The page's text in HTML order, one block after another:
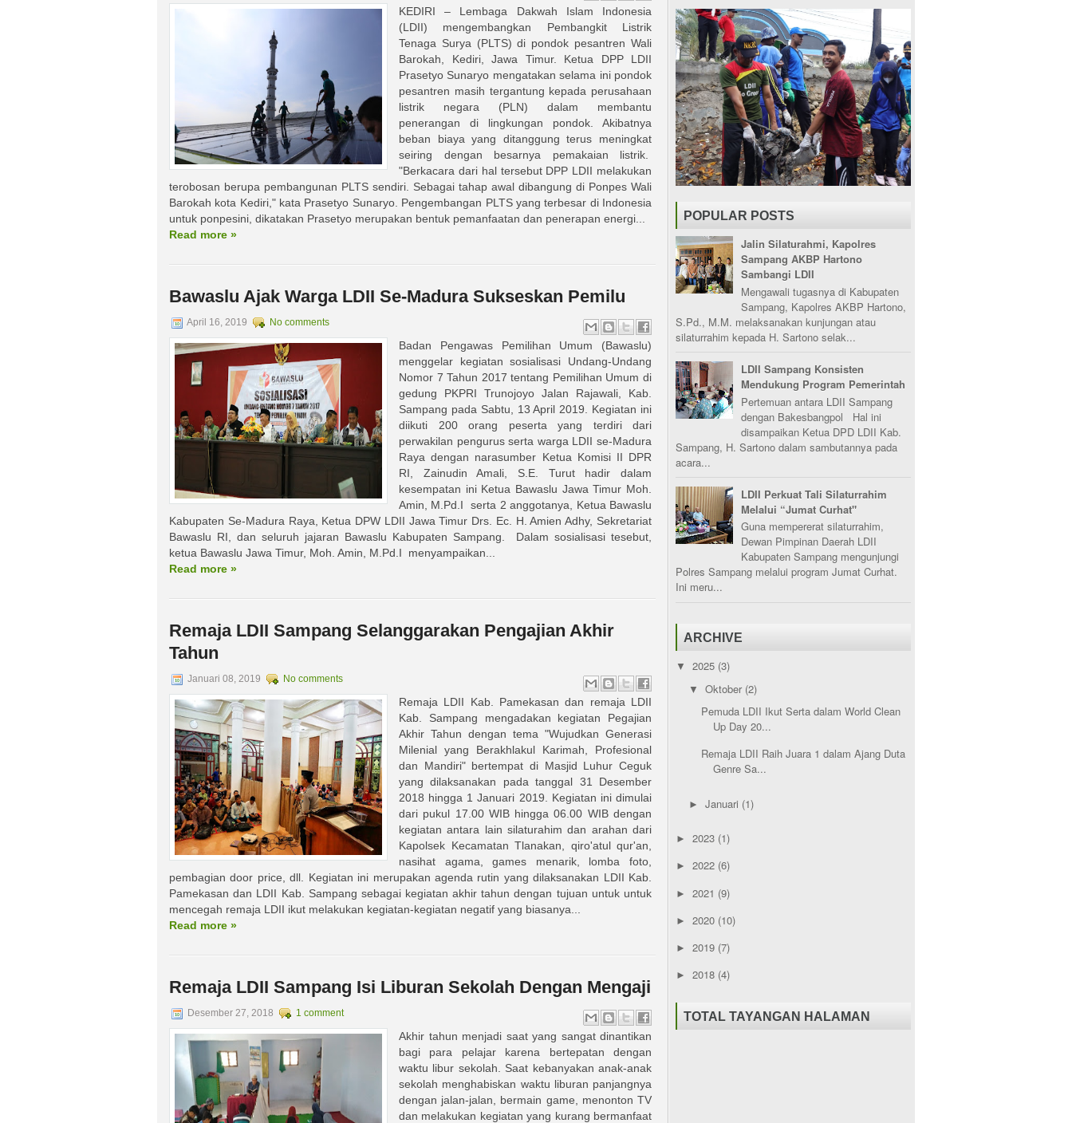
KEDIRI – Lembaga Dakwah Islam Indonesia
(LDII) mengembangkan Pembangkit Listrik
Tenaga Surya (PLTS) di pondok pesantren Wali
Barokah, Kediri, Jawa Timur. Ketua DPP LDII
Prasetyo Sunaryo mengatakan selama ini pondok
pesantren masih tergantung kepada perusahaan
listrik negara (PLN) dalam membantu
penerangan di lingkungan pondok. Akibatnya
beban biaya yang ditanggung terus meningkat
seiring dengan besarnya pemakaian listrik.
"Berkacara dari hal tersebut DPP LDII melakukan
terobosan berupa pembangunan PLTS sendiri. Sebagai tahap awal dibangung di Ponpes Wali
Barokah kota Kediri," kata Prasetyo Sunaryo. Pengembangan PLTS yang terbesar di Indonesia
untuk ponpesini, dikatakan Prasetyo merupakan bentuk pemanfaatan dan penerapan energi...
Read more »
Bawaslu Ajak Warga LDII Se-Madura Sukseskan Pemilu
April 16, 2019 No comments
Badan Pengawas Pemilihan Umum (Bawaslu)
menggelar kegiatan sosialisasi Undang-Undang
Nomor 7 Tahun 2017 tentang Pemilihan Umum di
gedung PKPRI Trunojoyo Jalan Rajawali, Kab.
Sampang pada Sabtu, 13 April 2019. Kegiatan ini
diikuti 200 orang peserta yang terdiri dari
perwakilan pengurus serta warga LDII se-Madura
Raya dengan narasumber Ketua Komisi II DPR
RI, Zainudin Amali, S.E. Turut hadir dalam
kesempatan ini Ketua Bawaslu Jawa Timur Moh.
Amin, M.Pd.I serta 2 anggotanya, Ketua Bawaslu
Kabupaten Se-Madura Raya, Ketua DPW LDII Jawa Timur Drs. Ec. H. Amien Adhy, Sekretariat
Bawaslu RI, dan seluruh jajaran Bawaslu Kabupaten Sampang. Dalam sosialisasi tesebut,
ketua Bawaslu Jawa Timur, Moh. Amin, M.Pd.I menyampaikan...
Read more »
Remaja LDII Sampang Selanggarakan Pengajian Akhir
Tahun
Januari 08, 2019 No comments
Remaja LDII Kab. Pamekasan dan remaja LDII
Kab. Sampang mengadakan kegiatan Pegajian
Akhir Tahun dengan tema "Wujudkan Generasi
Milenial yang Berakhlakul Karimah, Profesional
dan Mandiri" bertempat di Masjid Luhur Ceguk
yang dilaksanakan pada tanggal 31 Desember
2018 hingga 1 Januari 2019. Kegiatan ini dimulai
dari pukul 17.00 WIB hingga 06.00 WIB dengan
kegiatan antara lain silaturahim dan arahan dari
Kapolsek Kecamatan Tlanakan, qiro'atul qur'an,
nasihat agama, games menarik, lomba foto,
pembagian door price, dll. Kegiatan ini merupakan agenda rutin yang dilaksanakan LDII Kab.
Pamekasan dan LDII Kab. Sampang sebagai kegiatan akhir tahun dengan tujuan untuk untuk
mencegah remaja LDII ikut melakukan kegiatan-kegiatan negatif yang biasanya...
Read more »
Remaja LDII Sampang Isi Liburan Sekolah Dengan Mengaji
Desember 27, 2018 1 comment
Akhir tahun menjadi saat yang sangat dinantikan
bagi para pelajar karena bertepatan dengan
waktu libur sekolah. Saat kebanyakan anak-anak
sekolah menghabiskan waktu liburan panjangnya
dengan jalan-jalan, bermain game, menonton TV
dan melakukan kegiatan yang kurang bermanfaat
POPULAR POSTS
Jalin Silaturahmi, Kapolres
Sampang AKBP Hartono
Sambangi LDII
Mengawali tugasnya di Kabupaten
Sampang, Kapolres AKBP Hartono,
S.Pd., M.M. melaksanakan kunjungan atau
silaturrahim kepada H. Sartono selak...
LDII Sampang Konsisten
Mendukung Program Pemerintah
Pertemuan antara LDII Sampang
dengan Bakesbangpol Hal ini
disampaikan Ketua DPD LDII Kab.
Sampang, H. Sartono dalam sambutannya pada
acara...
LDII Perkuat Tali Silaturrahim
Melalui “Jumat Curhat"
Guna mempererat silaturrahim,
Dewan Pimpinan Daerah LDII
Kabupaten Sampang mengunjungi
Polres Sampang melalui program Jumat Curhat.
Ini meru...
ARCHIVE
▼ 2025 (3)
▼ Oktober (2)
Pemuda LDII Ikut Serta dalam World Clean
Up Day 20...
Remaja LDII Raih Juara 1 dalam Ajang Duta
Genre Sa...
► Januari (1)
► 2023 (1)
► 2022 (6)
► 2021 (9)
► 2020 (10)
► 2019 (7)
► 2018 (4)
TOTAL TAYANGAN HALAMAN